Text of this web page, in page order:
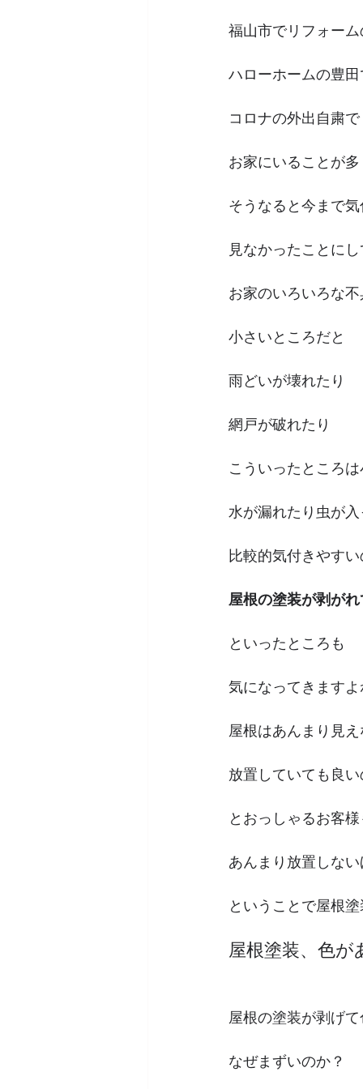
福山市でリフォー
ハローホームの豊
コロナの外出自粛で
お家にいることが
そうなると今まで
見なかったことに
お家のいろいろな
小さいところだと
雨どいが壊れたり
網戸が破れたり
こういったところ
水が漏れたり虫が
比較的気付きやす
屋根の塗装が剥が
といったところも
気になってきますよ
屋根はあんまり見
放置していても良
とおっしゃるお客
あんまり放置しな
ということで屋根
屋根塗装、色
屋根の塗装が剥げ
なぜまずいのか？